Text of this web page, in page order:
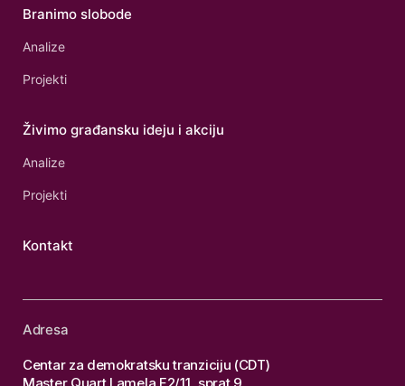
Branimo slobode
Analize
Projekti
Živimo građansku ideju i akciju
Analize
Projekti
Kontakt
Adresa
Centar za demokratsku tranziciju (CDT)